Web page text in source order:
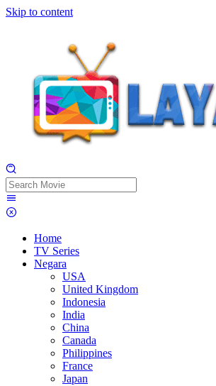
Skip to content
Home
TV Series
Negara
USA
United Kingdom
Indonesia
India
China
Canada
Philippines
France
Japan